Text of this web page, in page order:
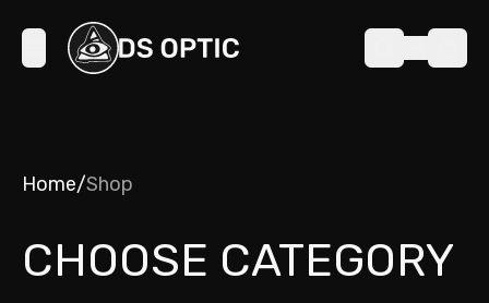
Home/Shop
CHOOSE CATEGORY